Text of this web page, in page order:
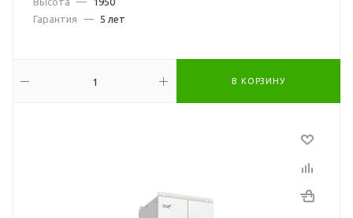
Гарантия
— 5 лет
В КОРЗИНУ